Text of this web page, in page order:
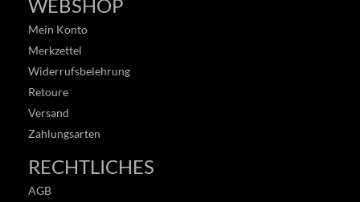
WEBSHOP
Mein Konto
Merkzettel
Widerrufsbelehrung
Retoure
Versand
Zahlungsarten
RECHTLICHES
AGB